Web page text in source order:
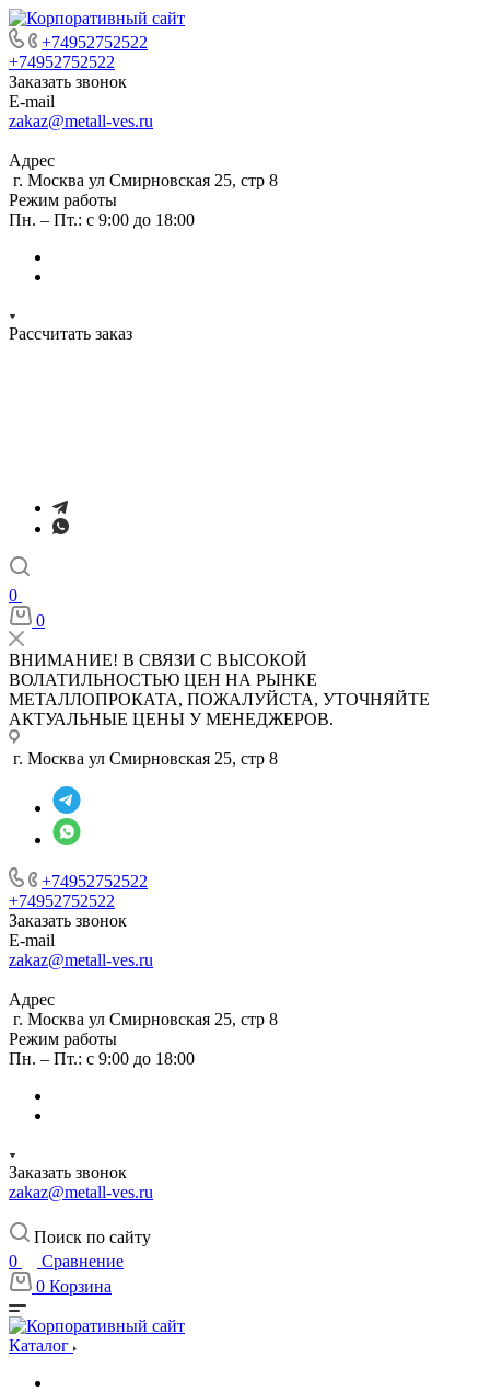
+74952752522
+74952752522
Заказать звонок
E-mail
zakaz@metall-ves.ru
Адрес
г. Москва ул Смирновская 25, стр 8
Режим работы
Пн. – Пт.: с 9:00 до 18:00
Рассчитать заказ
0
0
ВНИМАНИЕ! В СВЯЗИ С ВЫСОКОЙ
ВОЛАТИЛЬНОСТЬЮ ЦЕН НА РЫНКЕ
МЕТАЛЛОПРОКАТА, ПОЖАЛУЙСТА, УТОЧНЯЙТЕ
АКТУАЛЬНЫЕ ЦЕНЫ У МЕНЕДЖЕРОВ.
г. Москва ул Смирновская 25, стр 8
+74952752522
+74952752522
Заказать звонок
E-mail
zakaz@metall-ves.ru
Адрес
г. Москва ул Смирновская 25, стр 8
Режим работы
Пн. – Пт.: с 9:00 до 18:00
Заказать звонок
zakaz@metall-ves.ru
Поиск по сайту
0
Сравнение
0 Корзина
Каталог